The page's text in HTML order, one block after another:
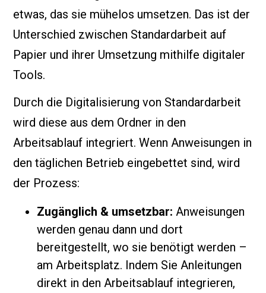
etwas, das sie mühelos umsetzen. Das ist der
Unterschied zwischen Standardarbeit auf
Papier und ihrer Umsetzung mithilfe digitaler
Tools.
Durch die Digitalisierung von Standardarbeit
wird diese aus dem Ordner in den
Arbeitsablauf integriert. Wenn Anweisungen in
den täglichen Betrieb eingebettet sind, wird
der Prozess:
Zugänglich & umsetzbar: Anweisungen
werden genau dann und dort
bereitgestellt, wo sie benötigt werden –
am Arbeitsplatz. Indem Sie Anleitungen
direkt in den Arbeitsablauf integrieren,